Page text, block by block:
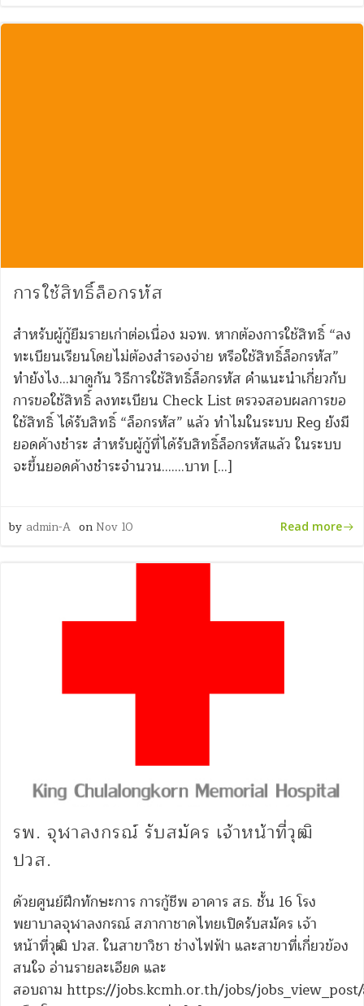
การใช้สิทธิ์ล็อกรหัส
สำหรับผู้กู้ยืมรายเก่าต่อเนื่อง มจพ. หากต้องการใช้สิทธิ์ “ลง
ทะเบียนเรียนโดยไม่ต้องสำรองจ่าย หรือใช้สิทธิ์ล็อกรหัส”
ทำยังไง…มาดูกัน วิธีการใช้สิทธิ์ล็อกรหัส คำแนะนำเกี่ยวกับ
การขอใช้สิทธิ์ ลงทะเบียน Check List ตรวจสอบผลการขอ
ใช้สิทธิ์ ได้รับสิทธิ์ “ล็อกรหัส” แล้ว ทำไมในระบบ Reg ยังมี
ยอดค้างชำระ สำหรับผู้กู้ที่ได้รับสิทธิ์ล็อกรหัสแล้ว ในระบบ
จะขึ้นยอดค้างชำระจำนวน…….บาท […]
by admin-A on Nov 10 Read more
รพ. จุฬาลงกรณ์ รับสมัคร เจ้าหน้าที่วุฒิ
ปวส.
ด้วยศูนย์ฝึกทักษะการ การกู้ชีพ อาคาร สธ. ชั้น 16 โรง
พยาบาลจุฬาลงกรณ์ สภากาชาดไทยเปิดรับสมัคร เจ้า
หน้าที่วุฒิ ปวส. ในสาขาวิชา ช่างไฟฟ้า และสาขาที่เกี่ยวข้อง
สนใจ อ่านรายละเอียด และ
สอบถาม https://jobs.kcmh.or.th/jobs/